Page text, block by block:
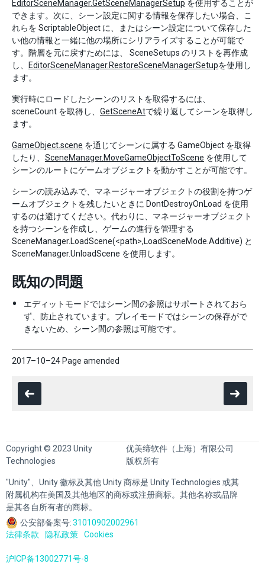
EditorSceneManager.GetSceneManagerSetup を使用することが
できます。次に、シーン設定に関する情報を保存したい場合、こ
れらを ScriptableObject に、またはシーン設定について保存した
い他の情報と一緒に他の場所にシリアライズすることが可能で
す。階層を元に戻すためには、 SceneSetups のリストを再作成
し、
EditorSceneManager.RestoreSceneManagerSetupを使用し
ます。
実行時にロードしたシーンのリストを取得するには、
sceneCount を取得し、 GetSceneAtで繰り返してシーンを取得し
ます。
GameObject.scene を通じてシーンに属する GameObject を取得
したり、 SceneManager.MoveGameObjectToScene を使用して
シーンのルートにゲームオブジェクトを動かすことが可能です。
シーンの読み込みで、マネージャーオブジェクトの役割を持つゲ
ームオブジェクトを残したいときに DontDestroyOnLoad を使用
するのは避けてください。代わりに、マネージャーオブジェクト
を持つシーンを作成し、ゲームの進行を管理する
SceneManager.LoadScene(<path>,LoadSceneMode.Additive) と
SceneManager.UnloadScene を使用します。
既知の問題
エディットモードではシーン間の参照はサポートされておら
ず、防止されています。プレイモードではシーンの保存がで
きないため、シーン間の参照は可能です。
2017–10–24 Page amended
Copyright © 2023 Unity
Technologies
优美缔软件（上海）有限公司
版权所有
"Unity"、Unity 徽标及其他 Unity 商标是 Unity Technologies 或其
附属机构在美国及其他地区的商标或注册商标。其他名称或品牌
是其各自所有者的商标。
公安部备案号:31010902002961
法律条款
隐私政策 Cookies
沪ICP备13002771号-8